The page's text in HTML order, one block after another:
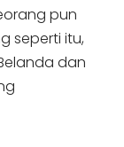
pun
seperti itu,
dan